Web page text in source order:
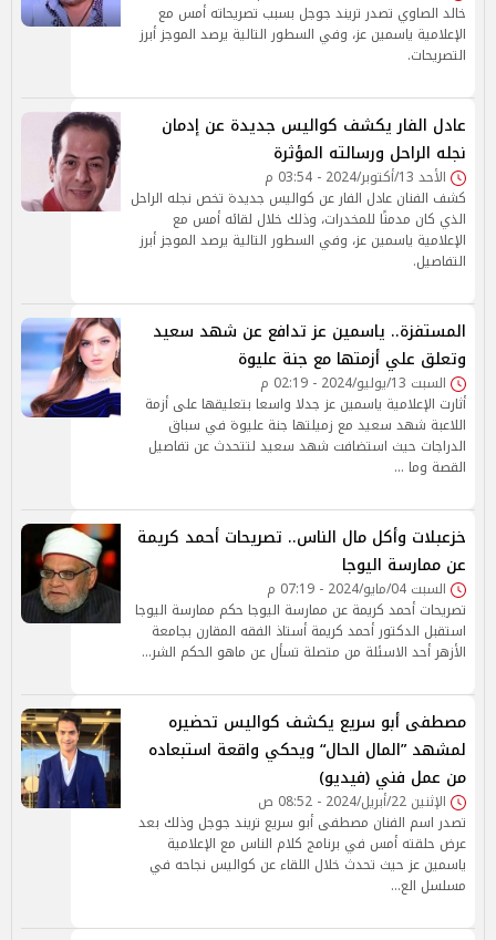
خالد الصاوي تصدر تريند جوجل بسبب تصريحاته أمس مع
الإعلامية ياسمين عز، وفي السطور التالية يرصد الموجز أبرز
التصريحات.
عادل الفار يكشف كواليس جديدة عن إدمان
نجله الراحل ورسالته المؤثرة
الأحد 13/أكتوبر/2024 - 03:54 م
كشف الفنان عادل الفار عن كواليس جديدة تخص نجله الراحل
الذي كان مدمنًا للمخدرات، وذلك خلال لقائه أمس مع
الإعلامية ياسمين عز، وفي السطور التالية يرصد الموجز أبرز
التفاصيل.
المستفزة.. ياسمين عز تدافع عن شهد سعيد
وتعلق علي أزمتها مع جنة عليوة
السبت 13/يوليو/2024 - 02:19 م
أثارت الإعلامية ياسمين عز جدلا واسعا بتعليقها على أزمة
اللاعبة شهد سعيد مع زميلتها جنة عليوة في سباق
الدراجات حيث استضافت شهد سعيد لتتحدث عن تفاصيل
القصة وما …
خزعبلات وأكل مال الناس.. تصريحات أحمد كريمة
عن ممارسة اليوجا
السبت 04/مايو/2024 - 07:19 م
تصريحات أحمد كريمة عن ممارسة اليوجا حكم ممارسة اليوجا
استقبل الدكتور أحمد كريمة أستاذ الفقه المقارن بجامعة
الأزهر أحد الاسئلة من متصلة تسأل عن ماهو الحكم الشر…
مصطفى أبو سريع يكشف كواليس تحضيره
لمشهد ”المال الحال“ ويحكي واقعة استبعاده
من عمل فني (فيديو)
الإثنين 22/أبريل/2024 - 08:52 ص
تصدر اسم الفنان مصطفى أبو سريع تريند جوجل وذلك بعد
عرض حلقته أمس في برنامج كلام الناس مع الإعلامية
ياسمين عز حيث تحدث خلال اللقاء عن كواليس نجاحه في
مسلسل الع…